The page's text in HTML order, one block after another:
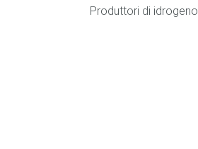
Produttori di idrogeno